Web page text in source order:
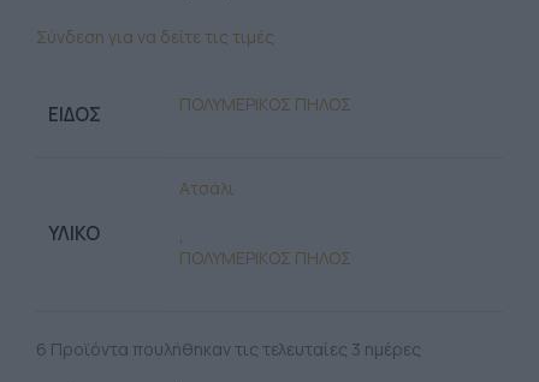
Σύνδεση για να δείτε τις τιμές
ΕΊΔΟΣ ΠΟΛΥΜΕΡΙΚΟΣ ΠΗΛΟΣ
ΥΛΙΚΌ
Ατσάλι
ΠΟΛΥΜΕΡΙΚΟΣ ΠΗΛΟΣ
6 Προϊόντα πουλήθηκαν τις τελευταίες 3 ημέρες